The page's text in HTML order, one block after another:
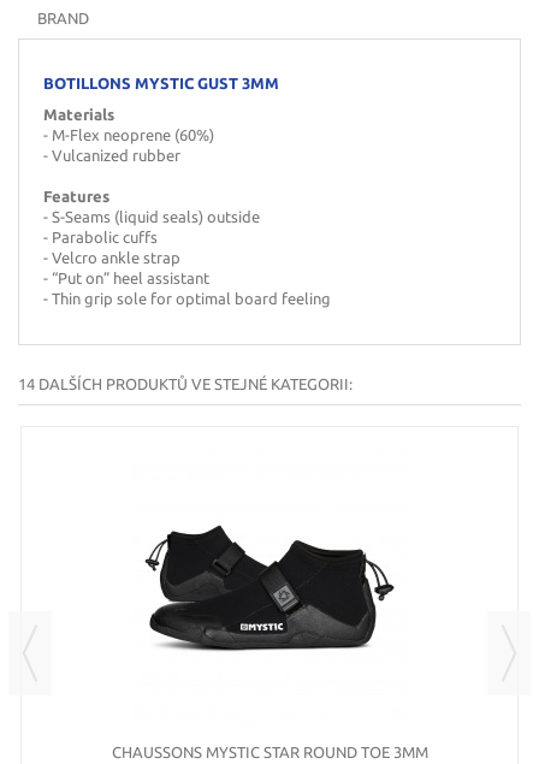
BRAND
BOTILLONS MYSTIC GUST 3MM
Materials
- M-Flex neoprene (60%)
- Vulcanized rubber
Features
- S-Seams (liquid seals) outside
- Parabolic cuffs
- Velcro ankle strap
- “Put on” heel assistant
- Thin grip sole for optimal board feeling
14 DALŠÍCH PRODUKTŮ VE STEJNÉ KATEGORII:
CHAUSSONS MYSTIC STAR ROUND TOE 3MM